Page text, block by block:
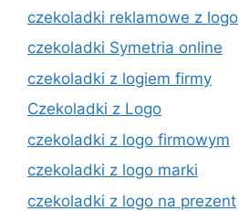
czekoladki reklamowe z logo
czekoladki Symetria online
czekoladki z logiem firmy
Czekoladki z Logo
czekoladki z logo firmowym
czekoladki z logo marki
czekoladki z logo na prezent